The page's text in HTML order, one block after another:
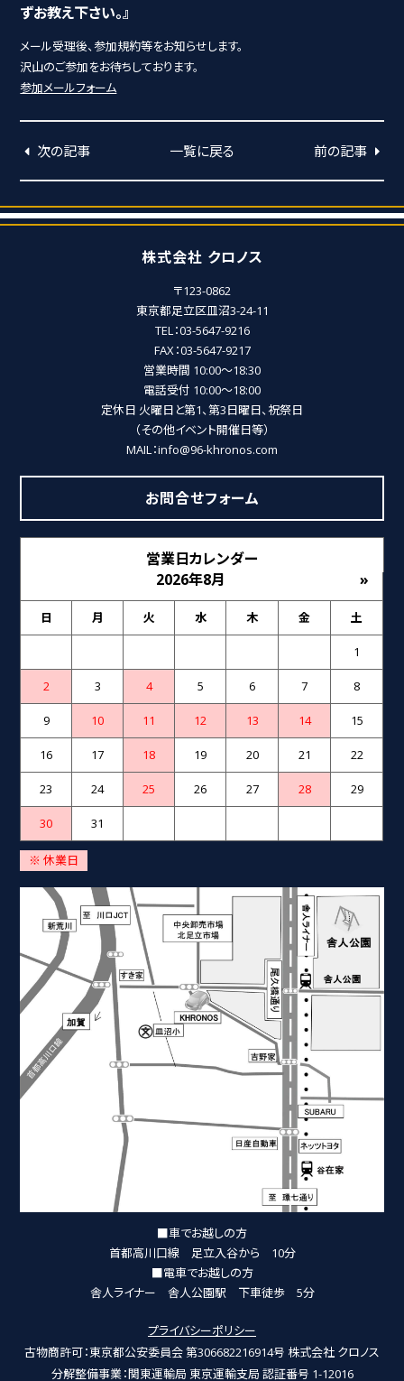
ずお教え下さい。』
メール受理後、参加規約等をお知らせします。
沢山のご参加をお待ちしております。
参加メールフォーム
次の記事 一覧に戻る 前の記事
株式会社 クロノス
〒123-0862
東京都足立区皿沼3-24-11
TEL：03-5647-9216
FAX：03-5647-9217
営業時間 10:00～18:30
電話受付 10:00～18:00
定休日 火曜日と第1、第3日曜日、祝祭日
（その他イベント開催日等）
MAIL：info@96-khronos.com
お問合せフォーム
営業日カレンダー
2026年8月
»
日 月 火 水 木 金 土
1
2 3 4 5 6 7 8
9 10 11 12 13 14 15
16 17 18 19 20 21 22
23 24 25 26 27 28 29
30 31
※ 休業日
■車でお越しの方
首都高川口線 足立入谷から 10分
■電車でお越しの方
舎人ライナー 舎人公園駅 下車徒歩 5分
プライバシーポリシー
古物商許可：東京都公安委員会 第306682216914号 株式会社 クロノス
分解整備事業：関東運輸局 東京運輸支局 認証番号 1-12016